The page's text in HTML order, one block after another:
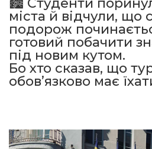
міста й відчули, що
подорож
готовий побачити
під новим кутом.
Бо хто сказав, що
обов’язково має